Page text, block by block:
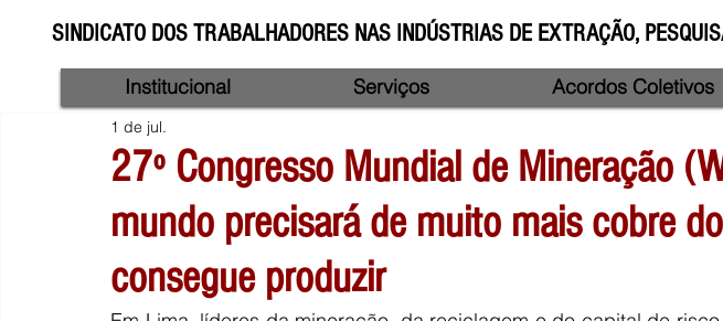
SINDICATO DOS TRABALHADORES NAS INDÚSTRIAS DE EXTRAÇÃO,
27º Congresso Mundial de Mineração
mundo precisará de muito mais cobre
consegue produzir
1 de jul.
Institucional Serviços Acordos Coletivos